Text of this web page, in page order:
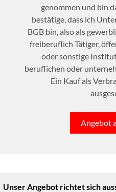
genommen und bin
bestätige, dass ich
BGB bin, also als
freiberuflich Tätiger,
oder sonstige
beruflichen oder
Ein Kauf als
Angebot
Unser Angebot richtet sich